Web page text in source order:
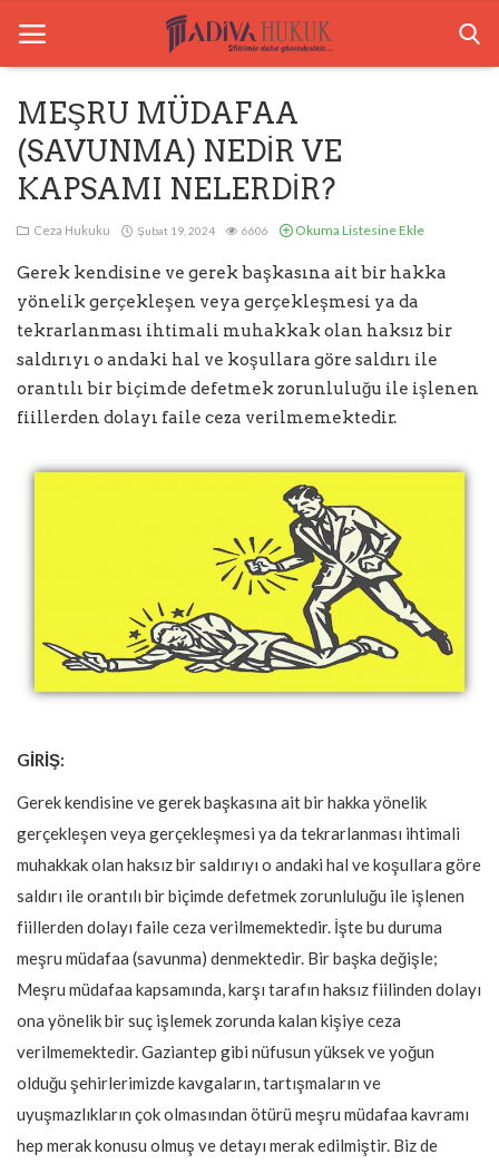
Anasayfa
Ceza Hukuku
Tazminat Hukuku
Arabuluculuk
Bilgilendirme
MEŞRU MÜDAFAA
(SAVUNMA) NEDİR VE
KAPSAMI NELERDİR?
Ceza Hukuku Şubat 19, 2024 6606 Okuma Listesine Ekle
Gerek kendisine ve gerek başkasına ait bir hakka
yönelik gerçekleşen veya gerçekleşmesi ya da
tekrarlanması ihtimali muhakkak olan haksız bir
saldırıyı o andaki hal ve koşullara göre saldırı ile
orantılı bir biçimde defetmek zorunluluğu ile işlenen
fiillerden dolayı faile ceza verilmemektedir.
GİRİŞ:
Gerek kendisine ve gerek başkasına ait bir hakka yönelik
gerçekleşen veya gerçekleşmesi ya da tekrarlanması ihtimali
muhakkak olan haksız bir saldırıyı o andaki hal ve koşullara göre
saldırı ile orantılı bir biçimde defetmek zorunluluğu ile işlenen
fiillerden dolayı faile ceza verilmemektedir. İşte bu duruma
meşru müdafaa (savunma) denmektedir. Bir başka değişle;
Meşru müdafaa kapsamında, karşı tarafın haksız fiilinden dolayı
ona yönelik bir suç işlemek zorunda kalan kişiye ceza
verilmemektedir. Gaziantep gibi nüfusun yüksek ve yoğun
olduğu şehirlerimizde kavgaların, tartışmaların ve
uyuşmazlıkların çok olmasından ötürü meşru müdafaa kavramı
hep merak konusu olmuş ve detayı merak edilmiştir. Biz de